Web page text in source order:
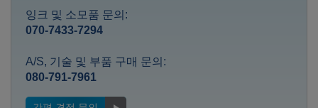
잉크 및 소모품 문의:
070-7433-7294
A/S, 기술 및 부품 구매 문의:
080-791-7961